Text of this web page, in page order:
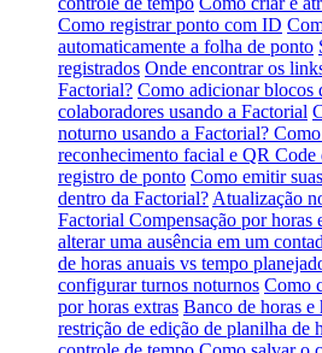
Como registrar ponto com ID
automaticamente a folha de ponto
registrados Onde encontrar os
Factorial? Como adicionar blocos
colaboradores usando a Factorial
noturno usando a Factorial?
reconhecimento facial e QR Code
registro de ponto Como emitir
dentro da Factorial? Atualização
Factorial Compensação por horas
alterar uma ausência em um
de horas anuais vs tempo
configurar turnos noturnos Como
por horas extras Banco de horas e
restrição de edição de planilha de